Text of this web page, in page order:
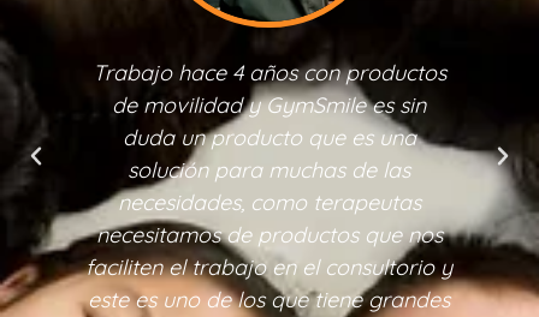
Trabajo hace 4 años con productos
de movilidad y GymSmile es sin
duda un producto que es una
solución para muchas de las
necesidades, como terapeutas
necesitamos de productos que nos
faciliten el trabajo en el consultorio y
este es uno de los que tiene grandes